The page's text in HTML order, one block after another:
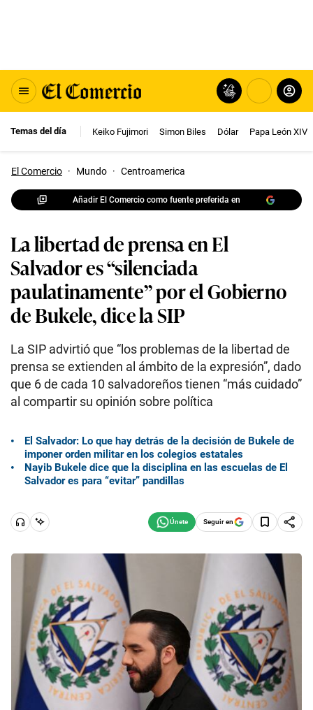
Temas del día Keiko Fujimori Simon Biles Dólar Papa León XIV
El Comercio · Mundo · Centroamerica
Añadir El Comercio como fuente preferida en
La libertad de prensa en El
Salvador es “silenciada
paulatinamente” por el Gobierno
de Bukele, dice la SIP
La SIP advirtió que “los problemas de la libertad de
prensa se extienden al ámbito de la expresión”, dado
que 6 de cada 10 salvadoreños tienen “más cuidado”
al compartir su opinión sobre política
El Salvador: Lo que hay detrás de la decisión de Bukele de
imponer orden militar en los colegios estatales
Nayib Bukele dice que la disciplina en las escuelas de El
Salvador es para “evitar” pandillas
Seguir en